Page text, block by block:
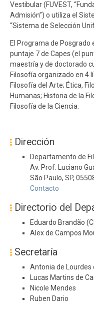
Vestibular (FUVEST,
Admisión”) o utiliza el
“Sistema de Selección
El Programa de Posgrado
puntaje 7 de Capes (el
maestría y de doctorado
Filosofía organizado en 4
Filosofía del Arte; Ética,
Humanas; Historia de la
Filosofía de la Ciencia.
Dirección
Departamento de
Av. Prof. Luciano
São Paulo, SP,
Contacto
Directorio del
Eduardo Brandão
Alex de Campos
Secretaría
Antonia de Lourdes
Lucas Martins de
Nicole Mendes
Ruben Dario